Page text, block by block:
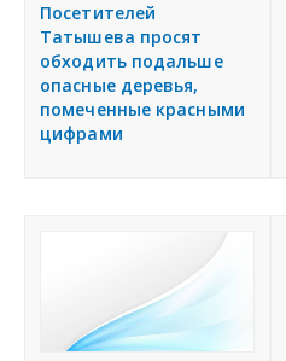
Посетителей
Татышева просят
обходить подальше
опасные деревья,
помеченные красными
цифрами